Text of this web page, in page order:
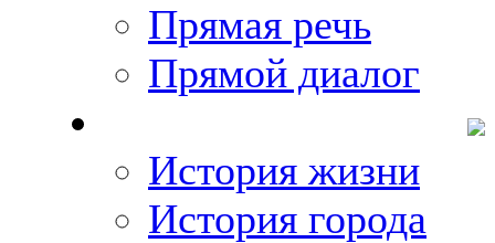
Прямая речь
Прямой диалог
История жизни
История города